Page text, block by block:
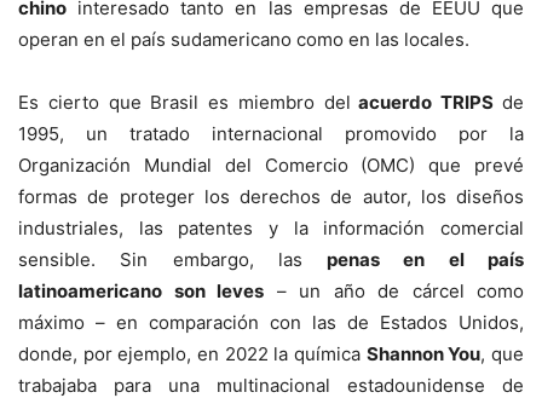
chino interesado tanto en las empresas de EEUU que
operan en el país sudamericano como en las locales.
Es cierto que Brasil es miembro del acuerdo TRIPSde
1995, un tratado internacional promovido por la
Organización Mundial del Comercio (OMC) que prevé
formas de proteger los derechos de autor, los diseños
industriales, las patentes y la información comercial
sensible. Sin embargo, las penas en el país
latinoamericano son leves – un año de cárcel como
máximo – en comparación con las de Estados Unidos,
donde, por ejemplo, en 2022 la química Shannon You, que
trabajaba para una multinacional estadounidense de